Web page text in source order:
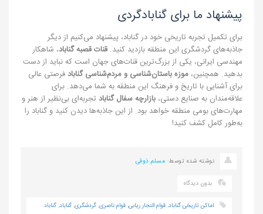
پیشنهاد ما برای گنابادگردی
برای تکمیل تجربه تاریخی خود در گناباد، پیشنهاد می‌کنیم از دیگر
جاذبه‌های گردشگری این منطقه بازدید کنید.قنات قصبهگناباد، شاهکار
مهندسی ایرانی، یکی از بزرگ‌ترین قنات‌های جهان است که نباید از دست
بدهید. همچنین، موزه باستان‌شناسی و مردم‌شناسی گنابادفرصتی عالی
برای آشنایی با تاریخ و فرهنگ این منطقه به شما می‌دهد. برای
علاقه‌مندان به صنایع دستی، بازارچه سفال گناباد تجربه‌ای بی‌نظیر از هنر و
مهارت‌های بومی منطقه خواهد بود. از این جاذبه‌ها دیدن کنید و گناباد را
به‌طور کامل کشف کنید!
نوشته شده توسط: مسلم ذوقی
بدون دیدگاه
اماکن تاریخی گناباد, قوام التجار ریابی, قوام ناصری, گردشگری, گناباد, گناباد